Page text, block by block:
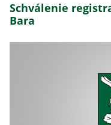
Schválenie
Bara